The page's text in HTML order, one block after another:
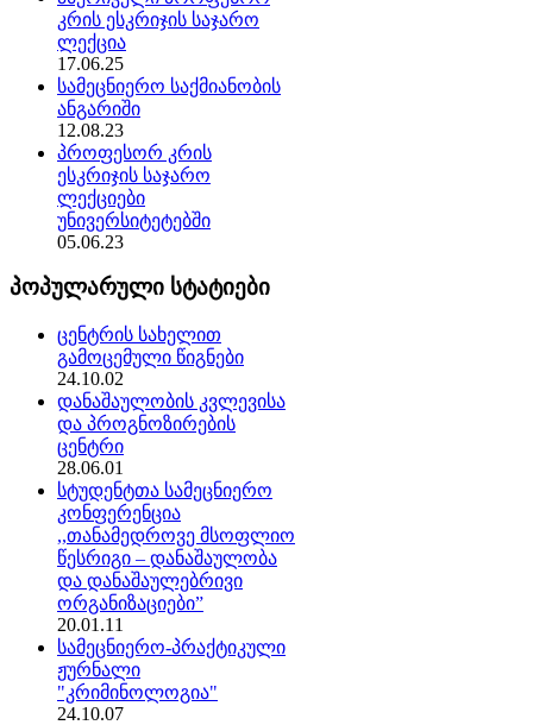
კრის ესკრიჯის საჯარო
ლექცია
17.06.25
სამეცნიერო საქმიანობის
ანგარიში
12.08.23
პროფესორ კრის
ესკრიჯის საჯარო
ლექციები
უნივერსიტეტებში
05.06.23
პოპულარული სტატიები
ცენტრის სახელით
გამოცემული წიგნები
24.10.02
დანაშაულობის კვლევისა
და პროგნოზირების
ცენტრი
28.06.01
სტუდენტთა სამეცნიერო
კონფერენცია
,,თანამედროვე მსოფლიო
წესრიგი – დანაშაულობა
და დანაშაულებრივი
ორგანიზაციები”
20.01.11
სამეცნიერო-პრაქტიკული
ჟურნალი
"კრიმინოლოგია"
24.10.07